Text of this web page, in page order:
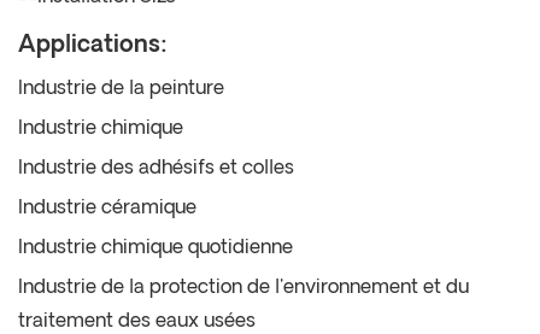
Applications:
Industrie de la peinture
Industrie chimique
Industrie des adhésifs et colles
Industrie céramique
Industrie chimique quotidienne
Industrie de la protection de l'environnement et du
traitement des eaux usées